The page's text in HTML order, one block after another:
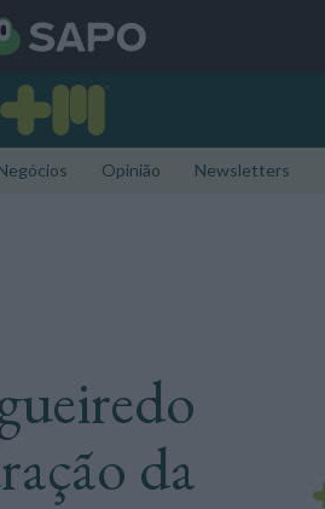
Opinião Newsletters
da